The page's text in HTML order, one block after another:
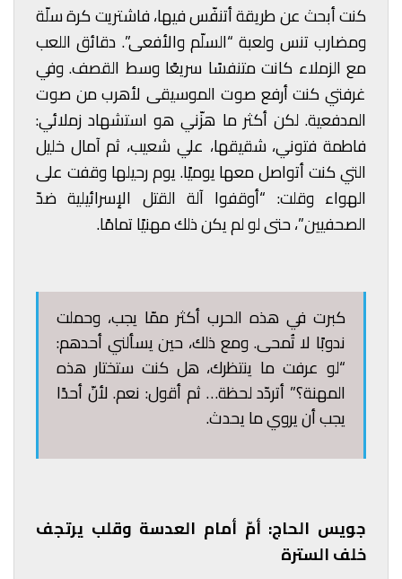
كنت أبحث عن طريقة أتنفّس فيها، فاشتريت كرة سلّة
ومضارب تنس ولعبة “السلّم والأفعى”. دقائق اللعب
مع الزملاء كانت متنفسًا سريعًا وسط القصف. وفي
غرفتي كنت أرفع صوت الموسيقى لأهرب من صوت
المدفعية. لكن أكثر ما هزّني هو استشهاد زملائي:
فاطمة فتوني، شقيقها، علي شعيب، ثم آمال خليل
التي كنت أتواصل معها يوميًا. يوم رحيلها وقفت على
الهواء وقلت: “أوقفوا آلة القتل الإسرائيلية ضدّ
الصحفيين”، حتى لو لم يكن ذلك مهنيًا تمامًا.
كبرت في هذه الحرب أكثر ممّا يجب، وحملت
ندوبًا لا تُمحى. ومع ذلك، حين يسألني أحدهم:
“لو عرفت ما ينتظرك، هل كنت ستختار هذه
المهنة؟” أتردّد لحظة… ثم أقول: نعم. لأنّ أحدًا
يجب أن يروي ما يحدث.
جويس الحاج: أمّ أمام العدسة وقلب يرتجف
خلف السترة